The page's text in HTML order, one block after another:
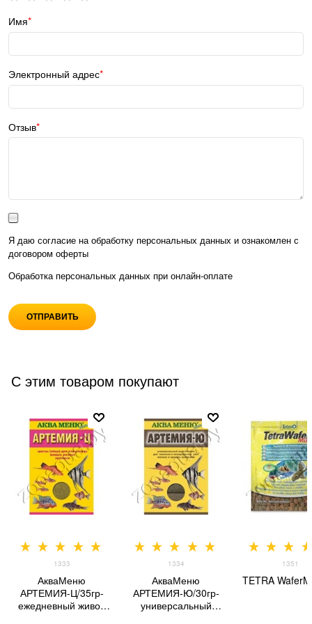
Имя
Электронный адрес
Отзыв
Я даю согласие на обработку персональных данных и ознакомлен с
договором оферты
Обработка персональных данных при онлайн-оплате
С этим товаром покупают
1333
АкваМеню
АРТЕМИЯ-Ц/35гр-
ежедневный живой
1334
АкваМеню
АРТЕМИЯ-Ю/30гр-
универсальный
1351
TETRA